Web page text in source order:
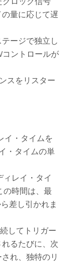
量に応じて遅
ージで独立し
コントロールが
スをリスター
イ・タイムを
・タイムの単
ィレイ・タイ
の時間は、最
差し引かれま
してトリガー
るたびに、次
れ、独特のリ